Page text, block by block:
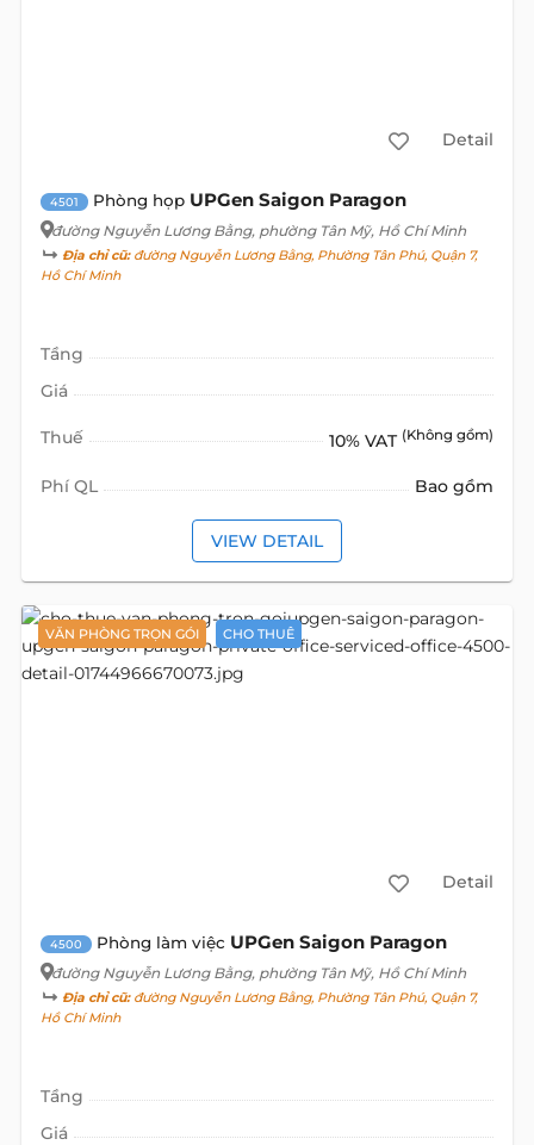
Detail
4501 Phòng họp UPGen Saigon Paragon
đường Nguyễn Lương Bằng, phường Tân Mỹ, Hồ Chí Minh
Địa chỉ cũ:đường Nguyễn Lương Bằng, Phường Tân Phú, Quận 7,
Hồ Chí Minh
Tầng
Giá
Thuế 10% VAT (Không gồm)
Phí QL Bao gồm
VIEW DETAIL
VĂN PHÒNG TRỌN GÓI CHO THUÊ
Detail
4500 Phòng làm việc UPGen Saigon Paragon
đường Nguyễn Lương Bằng, phường Tân Mỹ, Hồ Chí Minh
Địa chỉ cũ:đường Nguyễn Lương Bằng, Phường Tân Phú, Quận 7,
Hồ Chí Minh
Tầng
Giá